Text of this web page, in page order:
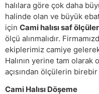
halılara göre çok daha
halinde olan ve büyük
için Cami halısı saf
ölçü alınmalıdır.
ekiplerimiz camiye
Halının yerine tam olarak
açısından ölçülerin
Cami Halısı Döşeme